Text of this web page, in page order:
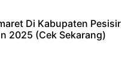
Di Kabupaten Pesisir
2025 (Cek Sekarang)